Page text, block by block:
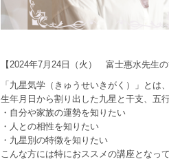
【2024年7月24日（火） 富士惠水先生
「九星気学（きゅうせいきがく）」と
生年月日から割り出した九星と干支、五
・自分や家族の運勢を知りたい
・人との相性を知りたい
・九星別の特徴を知りたい
こんな方には特におススメの講座となっ